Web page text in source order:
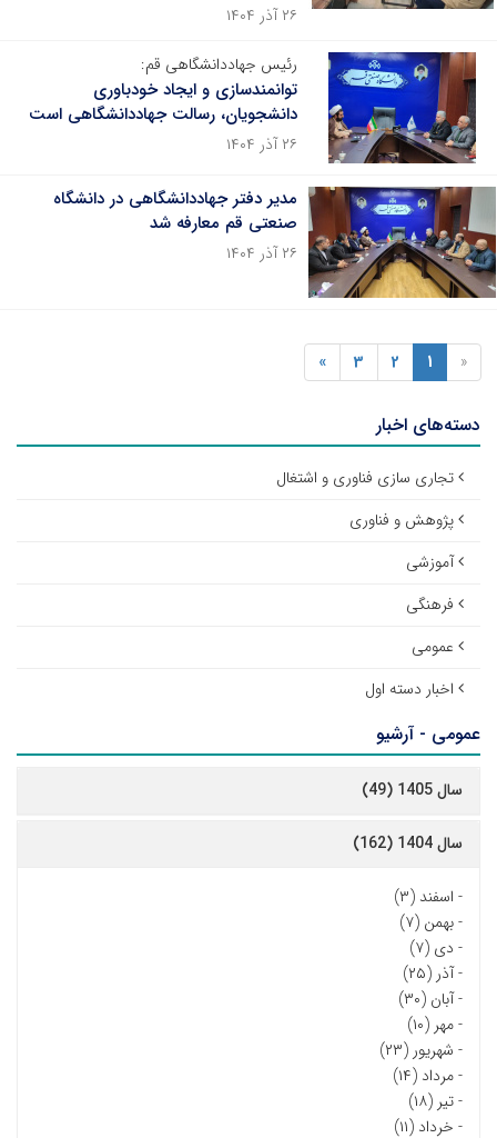
۲۶ آذر ۱۴۰۴
رئیس جهاددانشگاهی قم:
توانمندسازی و ایجاد خودباوری
دانشجویان، رسالت جهاددانشگاهی است
۲۶ آذر ۱۴۰۴
مدیر دفتر جهاددانشگاهی در دانشگاه
صنعتی قم معارفه شد
۲۶ آذر ۱۴۰۴
«
1
2
3
»
دسته‌های اخبار
تجاری سازی فناوری و اشتغال
پژوهش و فناوری
آموزشی
فرهنگی
عمومی
اخبار دسته اول
عمومی - آرشیو
سال 1405 (49)
سال 1404 (162)
- اسفند (۳)
-بهمن (۷)
- دی (۷)
-آذر (۲۵)
-آبان (۳۰)
-مهر (۱۰)
- شهریور (۲۳)
-مرداد (۱۴)
-تیر (۱۸)
- خرداد (۱۱)